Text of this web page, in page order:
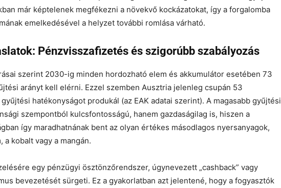
már képtelenek megfékezni a növekvő kockázatokat, így a forgalomba
emelkedésével a helyzet további romlása várható.
Pénzvisszafizetés és szigorúbb szabályozás
szerint 2030-ig minden hordozható elem és akkumulátor esetében 73
arányt kell elérni. Ezzel szemben Ausztria jelenleg csupán 53
hatékonyságot produkál (az EAK adatai szerint). A magasabb gyűjtési
szempontból kulcsfontosságú, hanem gazdaságilag is, hiszen a
így maradhatnának bent az olyan értékes másodlagos nyersanyagok,
a kobalt vagy a mangán.
egy pénzügyi ösztönzőrendszer, úgynevezett „cashback” vagy
bevezetését sürgeti. Ez a gyakorlatban azt jelentené, hogy a fogyasztók